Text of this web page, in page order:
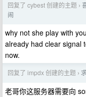
回复了 cybest 创建的主题 ›
闹
why not she play with
already had clear signal
now.
回复了 impdx 创建的主题 ›
老哥你这服务器需要向